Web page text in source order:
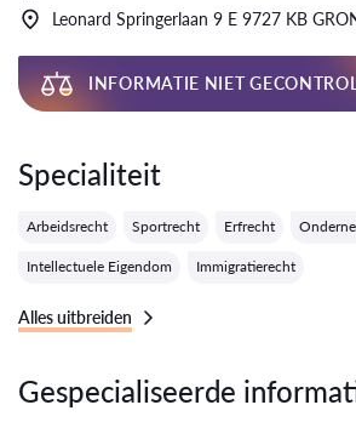
Leonard Springerlaan 9 E 9727 KB
INFORMATIE NIET
Specialiteit
Arbeidsrecht Sportrecht Erfrecht
Intellectuele Eigendom Immigratierecht
Alles uitbreiden
Gespecialiseerde